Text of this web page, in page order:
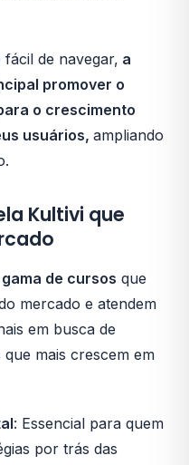
de navegar, a
promover o
o crescimento
usuários, ampliando
Kultivi que
de cursos que
mercado e atendem
em busca de
mais crescem em
: Essencial para quem
por trás das